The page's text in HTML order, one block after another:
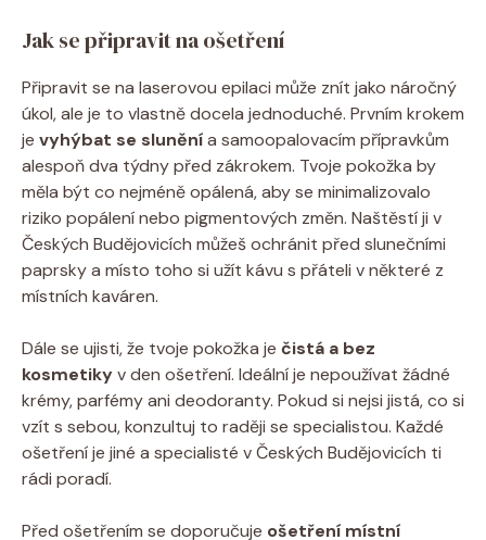
Jak se připravit na ošetření
Připravit se na laserovou epilaci může znít jako náročný
úkol, ale je to vlastně docela jednoduché. Prvním krokem
je vyhýbat se sluněnía samoopalovacím přípravkům
alespoň dva týdny před zákrokem. Tvoje pokožka by
měla být co nejméně opálená, aby se minimalizovalo
riziko popálení nebo pigmentových změn. Naštěstí ji v
Českých Budějovicích můžeš ochránit před slunečními
paprsky a místo toho si užít kávu s přáteli v některé z
místních kaváren.
Dále se ujisti, že tvoje pokožka je čistá a bez
kosmetikyv den ošetření. Ideální je nepoužívat žádné
krémy, parfémy ani deodoranty. Pokud si nejsi jistá, co si
vzít s sebou, konzultuj to raději se specialistou. Každé
ošetření je jiné a specialisté v Českých Budějovicích ti
rádi poradí.
Před ošetřením se doporučuje ošetření místní